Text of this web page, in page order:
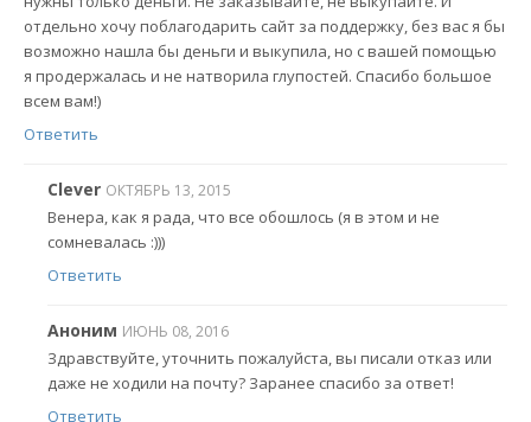
отдельно хочу поблагодарить сайт за поддержку, без вас я бы
возможно нашла бы деньги и выкупила, но с вашей помощью
я продержалась и не натворила глупостей. Спасибо большое
всем вам!)
Ответить
Clever ОКТЯБРЬ 13, 2015
Венера, как я рада, что все обошлось (я в этом и не
сомневалась :)))
Ответить
Аноним ИЮНЬ 08, 2016
Здравствуйте, уточнить пожалуйста, вы писали отказ или
даже не ходили на почту? Заранее спасибо за ответ!
Ответить